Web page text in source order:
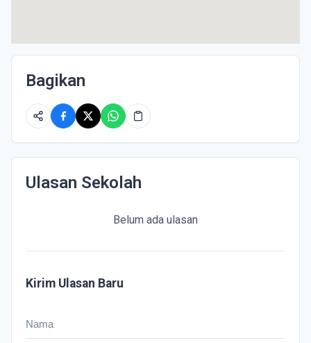
Bagikan
Ulasan Sekolah
Belum ada ulasan
Kirim Ulasan Baru